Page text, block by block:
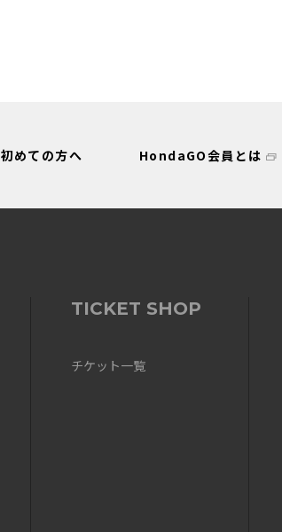
初めての方へ HondaGO会員とは
TICKET SHOP
チケット一覧